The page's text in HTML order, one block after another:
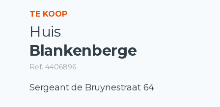
TE KOOP
Huis
Blankenberge
Ref. 4406896
Sergeant de Bruynestraat 64